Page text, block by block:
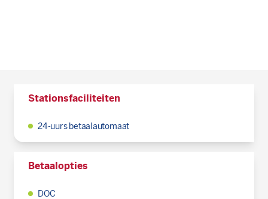
Stationsfaciliteiten
24-uurs betaalautomaat
Betaalopties
DOC